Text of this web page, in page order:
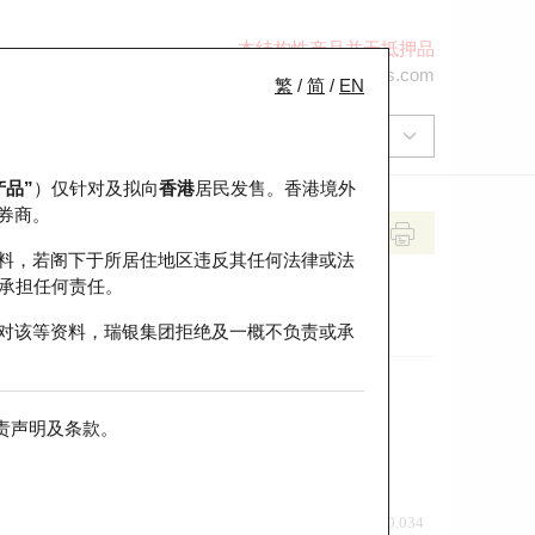
本结构性产品并无抵押品
ol-hkwarrants@ubs.com
繁 / 简 / EN
品”）仅针对及拟向香港居民发售。香港境外
商。
，若阁下于所居住地区违反其任何法律或法
担任何责任。
该等资料，瑞银集团拒绝及一概不负责或承
声明及条款。
0.034